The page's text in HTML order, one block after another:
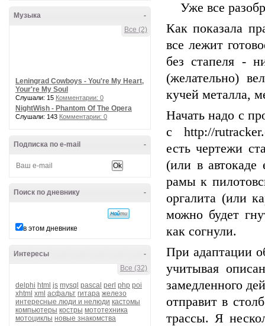
-
Музыка
Все (2)
Leningrad Cowboys - You're My Heart,
Your're My Soul
Слушали: 15 Комментарии: 0
NightWish - Phantom Of The Opera
Слушали: 143 Комментарии: 0
-
Подписка по e-mail
-
Поиск по дневнику
в этом дневнике
-
Интересы
Все (32)
delphi html js mysql pascal perl php poi
xhtml xml асфальт гитара железо
интересные люди и нелюди кастомы
компьютеры костры мототехника
мотоциклы новые знакомства
Уже все
Как показала
все лежит
без стапеля -
(желательно)
кучей металла,
Начать надо с
с http://
есть чертежи
(или в автокаде
рамы к
оргалита (или
можно будет
как согнули.
При адаптации
учитывая
замедленного
отправит в
трассы. Я